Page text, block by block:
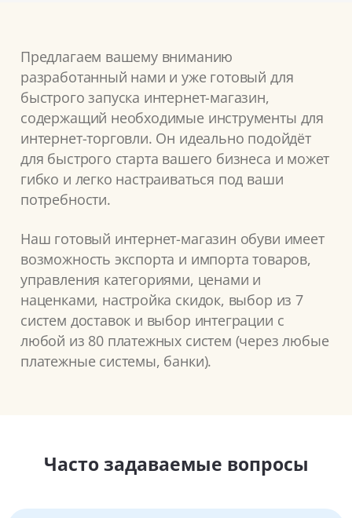
Предлагаем вашему вниманию
разработанный нами и уже готовый для
быстрого запуска интернет-магазин,
содержащий необходимые инструменты для
интернет-торговли. Он идеально подойдёт
для быстрого старта вашего бизнеса и может
гибко и легко настраиваться под ваши
потребности.
Наш готовый интернет-магазин обуви имеет
возможность экспорта и импорта товаров,
управления категориями, ценами и
наценками, настройка скидок, выбор из 7
систем доставок и выбор интеграции с
любой из 80 платежных систем (через любые
платежные системы, банки).
Часто задаваемые вопросы